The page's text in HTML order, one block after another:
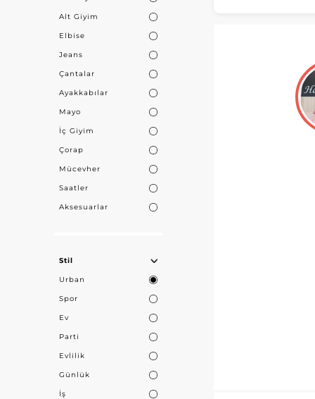
Alt Giyim
Elbise
Jeans
Çantalar
Ayakkabılar
Mayo
İç Giyim
Çorap
Mücevher
Saatler
Aksesuarlar
Stil
Urban
Spor
Ev
Parti
Evlilik
Günlük
İş